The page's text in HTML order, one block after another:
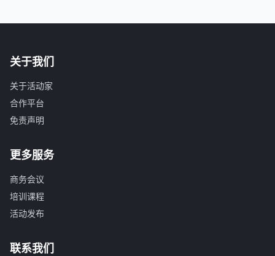
关于我们
关于活动家
合作平台
免责声明
更多服务
商务会议
培训课程
活动发布
联系我们